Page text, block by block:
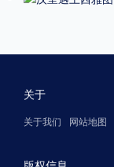
关于
关于我们 网站地图